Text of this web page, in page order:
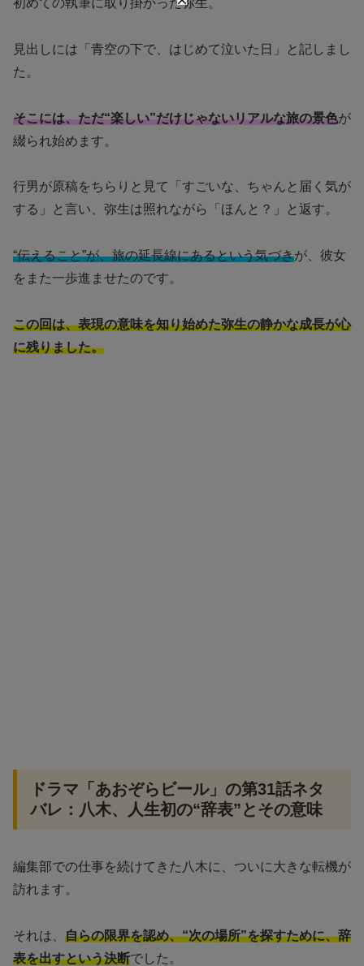
初めての執筆に取り掛かった弥生。
見出しには「青空の下で、はじめて泣いた日」と記しまし
た。
そこには、ただ“楽しい”だけじゃないリアルな旅の景色が
綴られ始めます。
行男が原稿をちらりと見て「すごいな、ちゃんと届く気が
する」と言い、弥生は照れながら「ほんと？」と返す。
“伝えること”が、旅の延長線にあるという気づきが、彼女
をまた一歩進ませたのです。
この回は、表現の意味を知り始めた弥生の静かな成長が心
に残りました。
ドラマ「あおぞらビール」の第31話ネタ
バレ：八木、人生初の“辞表”とその意味
編集部での仕事を続けてきた八木に、ついに大きな転機が
訪れます。
それは、 自らの限界を認め、“次の場所”を探すために、辞
表を出すという決断でした。